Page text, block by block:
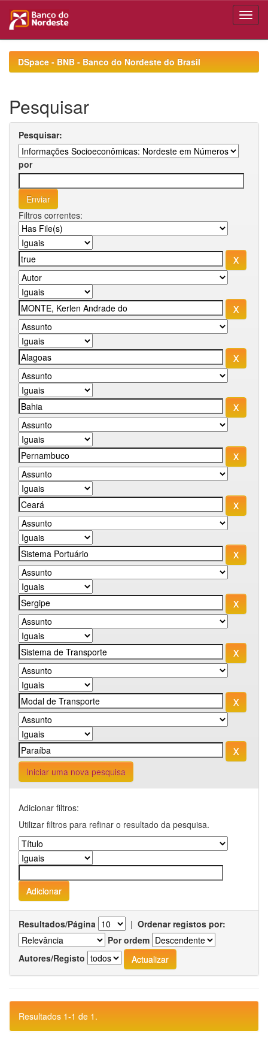
navigationDSpace - BNB - Banco do Nordeste do Brasil
Pesquisar
Pesquisar:
por
Filtros correntes:
Iniciar uma nova pesquisa
Adicionar filtros:
Utilizar filtros para refinar o resultado da pesquisa.
Resultados/Página | Ordenar registos por:
Por ordem
Autores/Registo
Resultados 1-1 de 1.